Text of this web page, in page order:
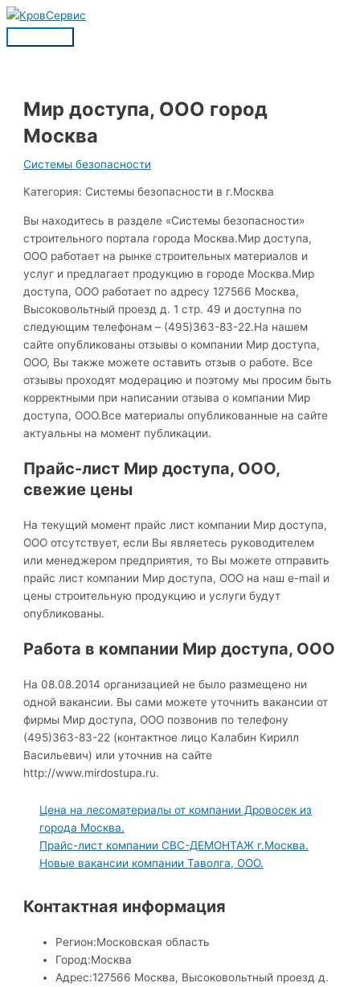
Перейти
к
содержимому
Главное
Мир доступа, ООО город
Москва
Системы безопасности
Категория: Системы безопасности в г.Москва
Вы находитесь в разделе «Системы безопасности»
строительного портала города Москва.Мир доступа,
ООО работает на рынке строительных материалов и
услуг и предлагает продукцию в городе Москва.Мир
доступа, ООО работает по адресу 127566 Москва,
Высоковольтный проезд д. 1 стр. 49 и доступна по
следующим телефонам – (495)363-83-22.На нашем
сайте опубликованы отзывы о компании Мир доступа,
ООО, Вы также можете оставить отзыв о работе. Все
отзывы проходят модерацию и поэтому мы просим быть
корректными при написании отзыва о компании Мир
доступа, ООО.Все материалы опубликованные на сайте
актуальны на момент публикации.
Прайс-лист Мир доступа, ООО,
свежие цены
На текущий момент прайс лист компании Мир доступа,
ООО отсутствует, если Вы являетесь руководителем
или менеджером предприятия, то Вы можете отправить
прайс лист компании Мир доступа, ООО на наш e-mail и
цены строительную продукцию и услуги будут
опубликованы.
Работа в компании Мир доступа, ООО
На 08.08.2014 организацией не было размещено ни
одной вакансии. Вы сами можете уточнить вакансии от
фирмы Мир доступа, ООО позвонив по телефону
(495)363-83-22 (контактное лицо Калабин Кирилл
Васильевич) или уточнив на сайте
http://www.mirdostupa.ru.
Цена на лесоматериалы от компании Дровосек из
города Москва.
Прайс-лист компании СВС-ДЕМОНТАЖ г.Москва.
Новые вакансии компании Таволга, ООО.
Контактная информация
Регион:Московская область
Город:Москва
Адрес:127566 Москва, Высоковольтный проезд д.